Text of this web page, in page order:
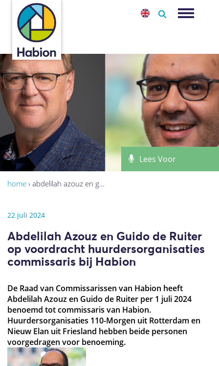
Toggle
Lees Voor
home › abdelilah azouz en g…
22 juli 2024
Abdelilah Azouz en Guido de Ruiter
op voordracht huurdersorganisaties
commissaris bij Habion
De Raad van Commissarissen van Habion heeft
Abdelilah Azouz en Guido de Ruiter per 1 juli 2024
benoemd tot commissaris van Habion.
Huurdersorganisaties 110-Morgen uit Rotterdam en
Nieuw Elan uit Friesland hebben beide personen
voorgedragen voor benoeming.